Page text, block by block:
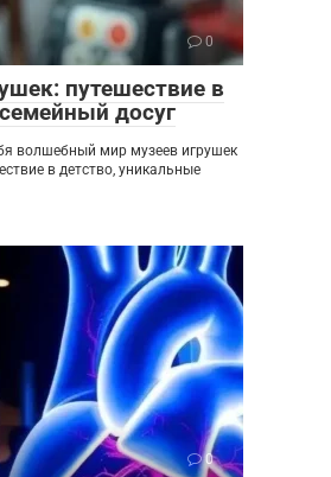
0
путешествие в
досуг
волшебный мир музеев игрушек
в детство, уникальные
0